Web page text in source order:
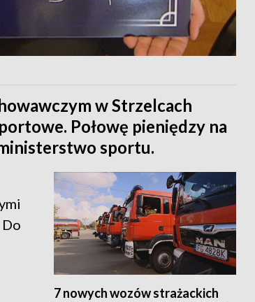
w Strzelcach
Połowę pieniędzy na
sportu.
7 nowych wozów strażackich